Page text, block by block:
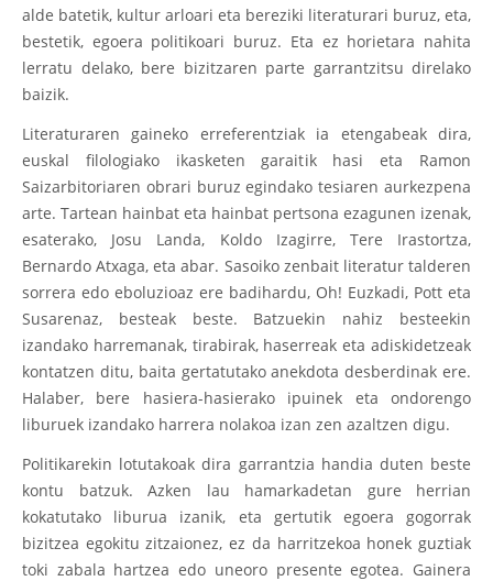
alde batetik, kultur arloari eta bereziki literaturari buruz, eta,
bestetik, egoera politikoari buruz. Eta ez horietara nahita
lerratu delako, bere bizitzaren parte garrantzitsu direlako
baizik.
Literaturaren gaineko erreferentziak ia etengabeak dira,
euskal filologiako ikasketen garaitik hasi eta Ramon
Saizarbitoriaren obrari buruz egindako tesiaren aurkezpena
arte. Tartean hainbat eta hainbat pertsona ezagunen izenak,
esaterako, Josu Landa, Koldo Izagirre, Tere Irastortza,
Bernardo Atxaga, eta abar. Sasoiko zenbait literatur talderen
sorrera edo eboluzioaz ere badihardu, Oh! Euzkadi, Pott eta
Susarenaz, besteak beste. Batzuekin nahiz besteekin
izandako harremanak, tirabirak, haserreak eta adiskidetzeak
kontatzen ditu, baita gertatutako anekdota desberdinak ere.
Halaber, bere hasiera-hasierako ipuinek eta ondorengo
liburuek izandako harrera nolakoa izan zen azaltzen digu.
Politikarekin lotutakoak dira garrantzia handia duten beste
kontu batzuk. Azken lau hamarkadetan gure herrian
kokatutako liburua izanik, eta gertutik egoera gogorrak
bizitzea egokitu zitzaionez, ez da harritzekoa honek guztiak
toki zabala hartzea edo uneoro presente egotea. Gainera